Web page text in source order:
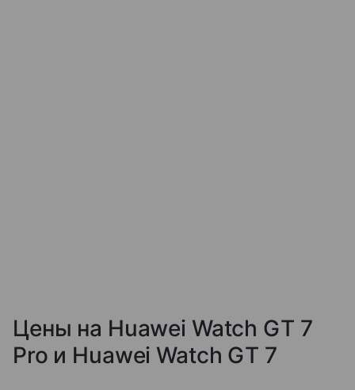
Цены на Huawei Watch GT 7
Pro и Huawei Watch GT 7